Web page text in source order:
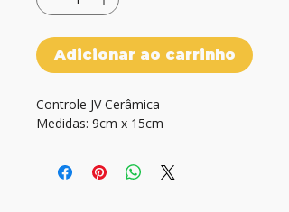
Adicionar ao carrinho
Controle JV Cerâmica
Medidas: 9cm x 15cm